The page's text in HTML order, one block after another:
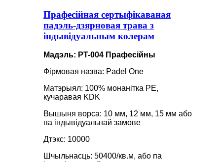
Прафесійная сертыфікаваная
падэль-дзярновая трава з
індывідуальным колерам
Мадэль: PT-004 Прафесійны
Фірмовая назва: Padel One
Матэрыял: 100% монанітка PE,
кучаравая KDK
Вышыня ворса: 10 мм, 12 мм, 15 мм або
па індывідуальнай замове
Дтэкс: 10000
Шчыльнасць: 50400/кв.м, або па